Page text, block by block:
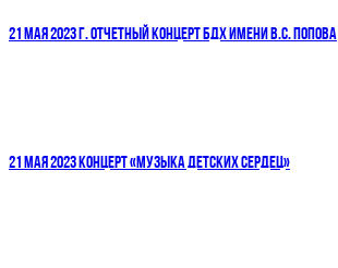
21 МАЯ 2023 Г. ОТЧЕТНЫЙ КОНЦЕРТ БДХ ИМЕНИ В.С. ПОПОВА
21 МАЯ 2023 КОНЦЕРТ «МУЗЫКА ДЕТСКИХ СЕРДЕЦ»